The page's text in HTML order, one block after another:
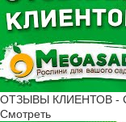
ОТЗЫВЫ КЛИЕНТОВ -
Смотреть